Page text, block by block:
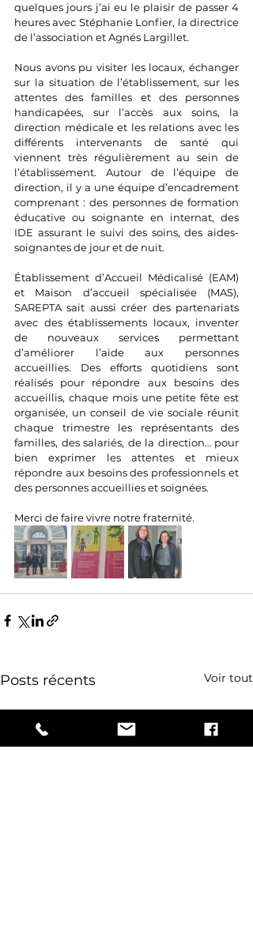
quelques jours j’ai eu le plaisir de passer 4
heures avec Stéphanie Lonfier, la directrice
de l’association et Agnés Largillet.
Nous avons pu visiter les locaux, échanger
sur la situation de l’établissement, sur les
attentes des familles et des personnes
handicapées, sur l’accès aux soins, la
direction médicale et les relations avec les
différents intervenants de santé qui
viennent très régulièrement au sein de
l’établissement. Autour de l’équipe de
direction, il y a une équipe d’encadrement
comprenant : des personnes de formation
éducative ou soignante en internat, des
IDE assurant le suivi des soins, des aides-
soignantes de jour et de nuit.
Établissement d’Accueil Médicalisé (EAM)
et Maison d’accueil spécialisée (MAS),
SAREPTA sait aussi créer des partenariats
avec des établissements locaux, inventer
de nouveaux services permettant
d’améliorer l’aide aux personnes
accueillies. Des efforts quotidiens sont
réalisés pour répondre aux besoins des
accueillis, chaque mois une petite fête est
organisée, un conseil de vie sociale réunit
chaque trimestre les représentants des
familles, des salariés, de la direction… pour
bien exprimer les attentes et mieux
répondre aux besoins des professionnels et
des personnes accueillies et soignées.
Merci de faire vivre notre fraternité.
Posts récents Voir tout